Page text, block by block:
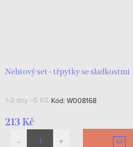
Nehtový set - třpytky se sladkostmi
1-2 dny >5 KS Kód: W008168
213 Kč